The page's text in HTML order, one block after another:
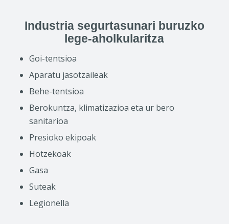
Industria segurtasunari buruzko
lege-aholkularitza
Goi-tentsioa
Aparatu jasotzaileak
Behe-tentsioa
Berokuntza, klimatizazioa eta ur bero
sanitarioa
Presioko ekipoak
Hotzekoak
Gasa
Suteak
Legionella